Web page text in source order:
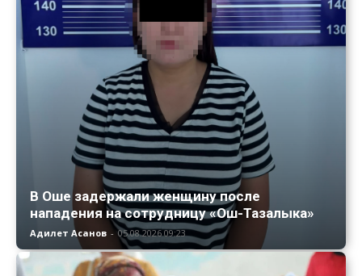
В Оше задержали женщину после
нападения на сотрудницу «Ош-Тазалыка»
Адилет Асанов - 05.08.2026 09:23